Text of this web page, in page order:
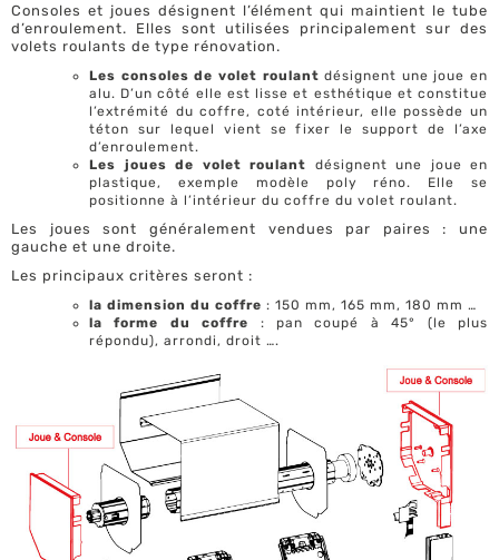
Consoles et joues désignent l’élément qui maintient le tube
d’enroulement. Elles sont utilisées principalement sur des
volets roulants de type rénovation.
Les consoles de volet roulant désignent une joue en
alu. D’un côté elle est lisse et esthétique et constitue
l’extrémité du coffre, coté intérieur, elle possède un
téton sur lequel vient se fixer le support de l’axe
d’enroulement.
Les joues de volet roulant désignent une joue en
plastique, exemple modèle poly réno. Elle se
positionne à l’intérieur du coffre du volet roulant.
Les joues sont généralement vendues par paires : une
gauche et une droite.
Les principaux critères seront :
la dimension du coffre : 150 mm, 165 mm, 180 mm …
la forme du coffre : pan coupé à 45° (le plus
répondu), arrondi, droit ….